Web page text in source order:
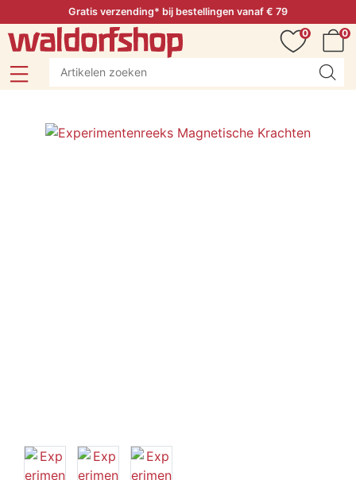
Gratis verzending* bij bestellingen vanaf € 79
0
0